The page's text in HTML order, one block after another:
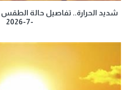
-7-2026